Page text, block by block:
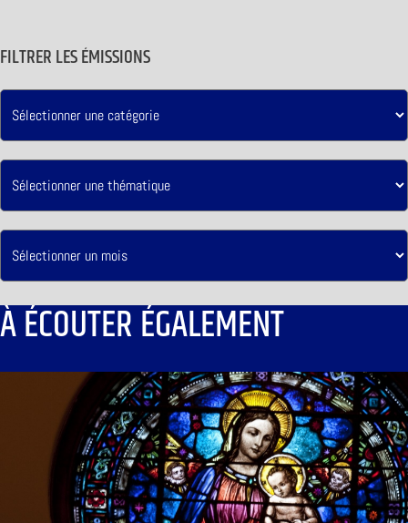
FILTRER LES ÉMISSIONS
À ÉCOUTER ÉGALEMENT